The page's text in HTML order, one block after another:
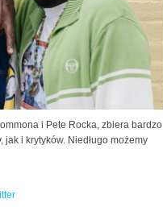
i Pete Rocka, zbiera bardzo
i krytyków. Niedługo możemy